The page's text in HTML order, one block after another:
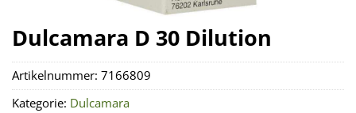
Dulcamara D 30 Dilution
Artikelnummer: 7166809
Kategorie: Dulcamara